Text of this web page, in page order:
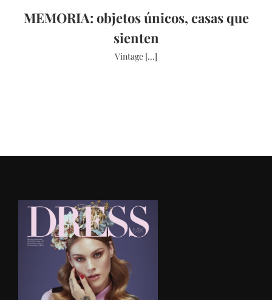
MEMORIA: objetos únicos, casas que
sienten
Vintage [...]